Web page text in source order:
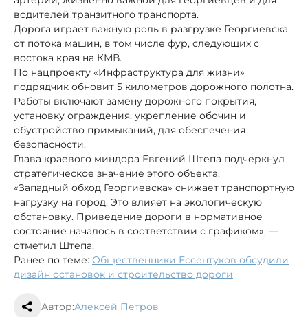
водителей транзитного транспорта.
Дорога играет важную роль в разгрузке Георгиевска
от потока машин, в том числе фур, следующих с
востока края на КМВ.
По нацпроекту «Инфраструктура для жизни»
подрядчик обновит 5 километров дорожного полотна.
Работы включают замену дорожного покрытия,
установку ограждения, укрепление обочин и
обустройство примыканий, для обеспечения
безопасности.
Глава краевого миндора Евгений Штепа подчеркнул
стратегическое значение этого объекта.
«Западный обход Георгиевска» снижает транспортную
нагрузку на город. Это влияет на экологическую
обстановку. Приведение дороги в нормативное
состояние началось в соответствии с графиком», —
отметил Штепа.
Ранее по теме: Общественники Ессентуков обсудили
дизайн остановок и строительство дороги
Автор:Алексей Петров